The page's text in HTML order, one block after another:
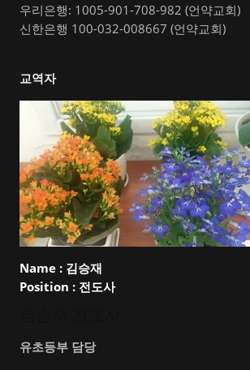
우리은행: 1005-901-708-982 (언약교회)
신한은행 100-032-008667 (언약교회)
교역자
Name : 김승재
Position : 전도사
유초등부 담당